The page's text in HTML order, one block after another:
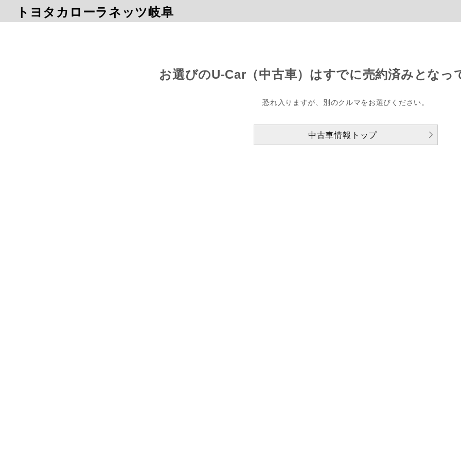
トヨタカローラネッツ岐阜
お選びのU-Car（中古車）はすでに売約済みとなっ
恐れ入りますが、別のクルマをお選びください。
中古車情報トップ